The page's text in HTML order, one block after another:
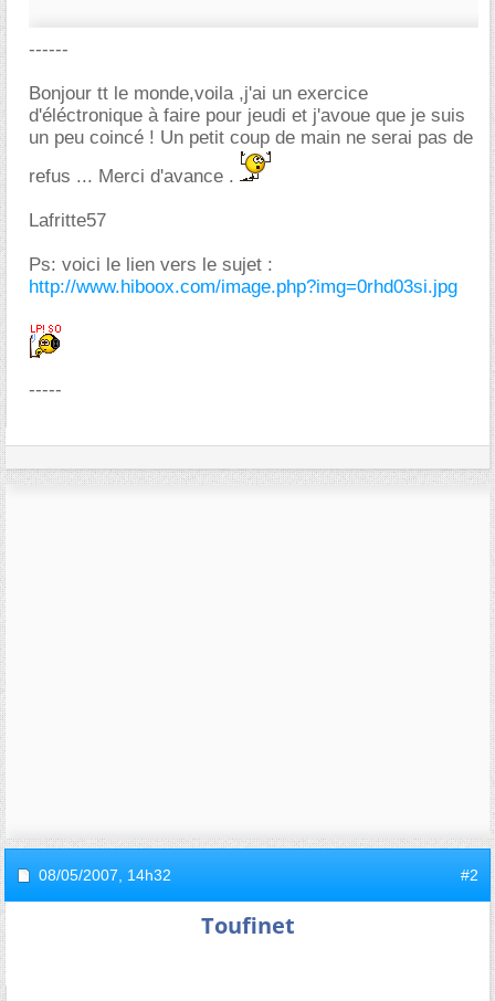
------
Bonjour tt le monde,voila ,j'ai un exercice
d'éléctronique à faire pour jeudi et j'avoue que je suis
un peu coincé ! Un petit coup de main ne serai pas de
refus ... Merci d'avance .
Lafritte57
Ps: voici le lien vers le sujet :
http://www.hiboox.com/image.php?img=0rhd03si.jpg
-----
08/05/2007, 14h32 #2
Toufinet